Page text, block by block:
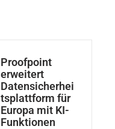
Proofpoint
erweitert
Datensicherhei
tsplattform für
Europa mit KI-
Funktionen